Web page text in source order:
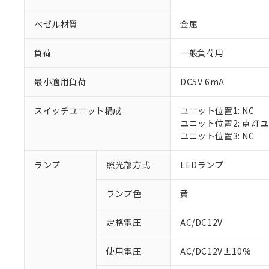
ベゼル材質 金属
負荷 一般負荷用
最小適用負荷 DC5V 6mA
スイッチユニット構成
ユニット位置1: NC
ユニット位置2: 点灯
ユニット位置3: NC
ランプ 照光部方式 LEDランプ
ランプ色 黄
定格電圧 AC/DC12V
使用電圧 AC/DC12V±10%
ご利用条件
※1 対応状況
調査・確認中：
非該当品：ライセ
仕入先様の事情に
があります。
※1 中国